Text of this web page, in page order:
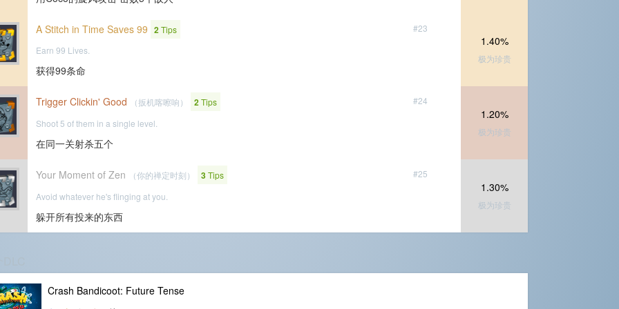
#23
A Stitch in Time Saves 99 2Tips
Earn 99 Lives.
获得99条命
1.40%
极为珍贵
#24
Trigger Clickin' Good （扳机喀嚓响） 2Tips
Shoot 5 of them in a single level.
在同一关射杀五个
1.20%
极为珍贵
#25
Your Moment of Zen （你的禅定时刻） 3Tips
Avoid whatever he's flinging at you.
躲开所有投来的东西
1.30%
极为珍贵
Crash Bandicoot: Future Tense